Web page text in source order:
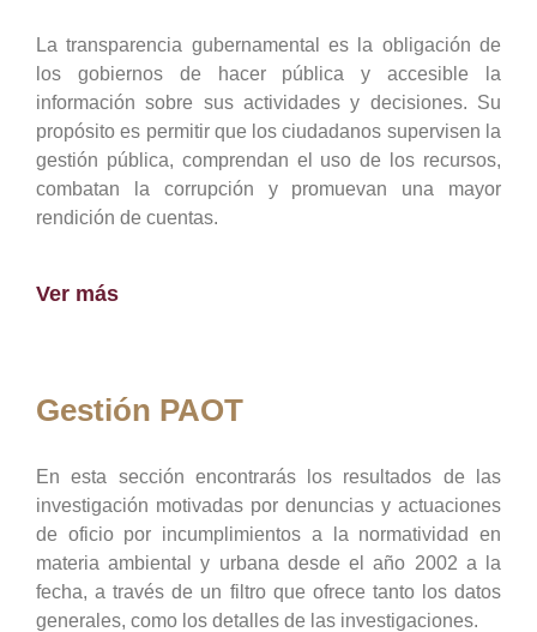
La transparencia gubernamental es la obligación de
los gobiernos de hacer pública y accesible la
información sobre sus actividades y decisiones. Su
propósito es permitir que los ciudadanos supervisen la
gestión pública, comprendan el uso de los recursos,
combatan la corrupción y promuevan una mayor
rendición de cuentas.
Ver más
Gestión PAOT
En esta sección encontrarás los resultados de las
investigación motivadas por denuncias y actuaciones
de oficio por incumplimientos a la normatividad en
materia ambiental y urbana desde el año 2002 a la
fecha, a través de un filtro que ofrece tanto los datos
generales, como los detalles de las investigaciones.